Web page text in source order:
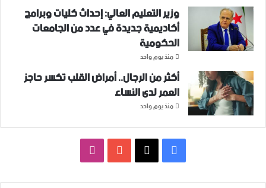
وزير التعليم العالي: إحداث كليات وبرامج
أكاديمية جديدة في عدد من الجامعات
الحكومية
منذ يوم واحد
أكثر من الرجال.. أمراض القلب تكسر حاجز
العمر لدى النساء
منذ يوم واحد
فيسبوك ‫YouTube